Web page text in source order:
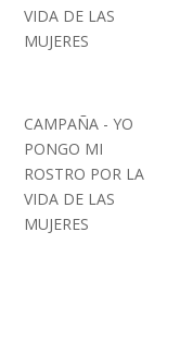
VIDA DE LAS
MUJERES
CAMPAÑA - YO
PONGO MI
ROSTRO POR LA
VIDA DE LAS
MUJERES